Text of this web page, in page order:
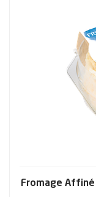
Fromage Affiné